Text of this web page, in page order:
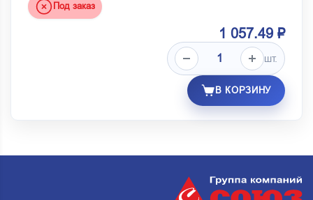
Под заказ
1 057.49 ₽
шт.
В КОРЗИНУ